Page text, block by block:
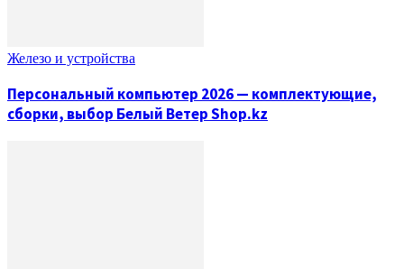
Железо и устройства
Персональный компьютер 2026 — комплектующие,
сборки, выбор Белый Ветер Shop.kz